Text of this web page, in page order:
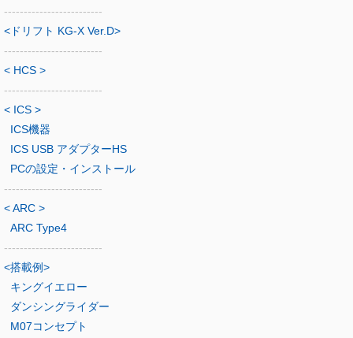
-------------------------
<ドリフト KG-X Ver.D>
-------------------------
< HCS >
-------------------------
< ICS >
ICS機器
ICS USB アダプターHS
PCの設定・インストール
-------------------------
< ARC >
ARC Type4
-------------------------
<搭載例>
キングイエロー
ダンシングライダー
M07コンセプト